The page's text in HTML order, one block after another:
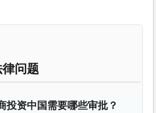
问题
投资中国需要哪些审批？